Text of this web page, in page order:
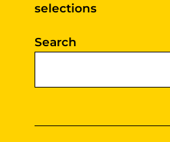
selections
Search